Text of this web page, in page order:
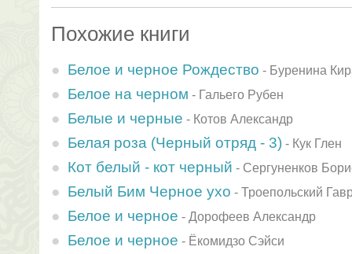
Похожие книги
Белое и черное Рождество - Буренина
Белое на черном - Гальего Рубен
Белые и черные - Котов Александр
Белая роза (Черный отряд - 3) - Кук Глен
Кот белый - кот черный - Сергуненков
Белый Бим Черное ухо - Троепольский
Белое и черное - Дорофеев Александр
Белое и черное - Ёкомидзо Сэйси